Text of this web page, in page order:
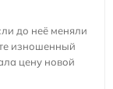
до неё меняли
изношенный
цену новой